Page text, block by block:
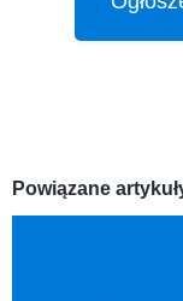
Powiązane